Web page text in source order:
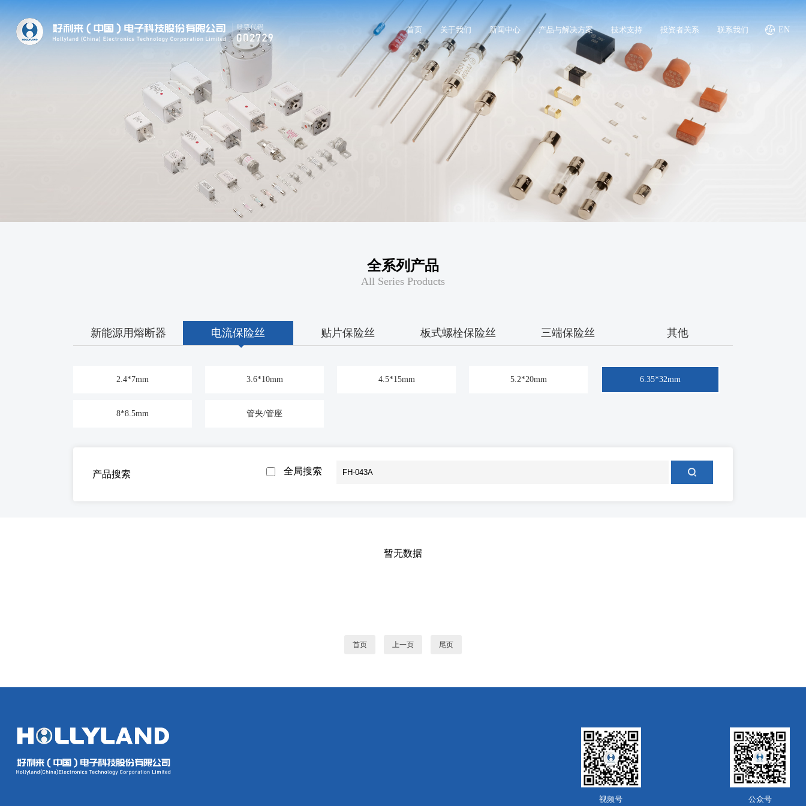
EN
首页 关于我们 新闻中心 产品与解决方案 技术支持 投资者关系 联系我们
全系列产品
All Series Products
新能源用熔断器 电流保险丝 贴片保险丝 板式螺栓保险丝 三端保险丝 其他
2.4*7mm 3.6*10mm 4.5*15mm 5.2*20mm 6.35*32mm
8*8.5mm 管夹/管座
产品搜索 全局搜索
暂无数据
首页 上一页 尾页
视频号 公众号